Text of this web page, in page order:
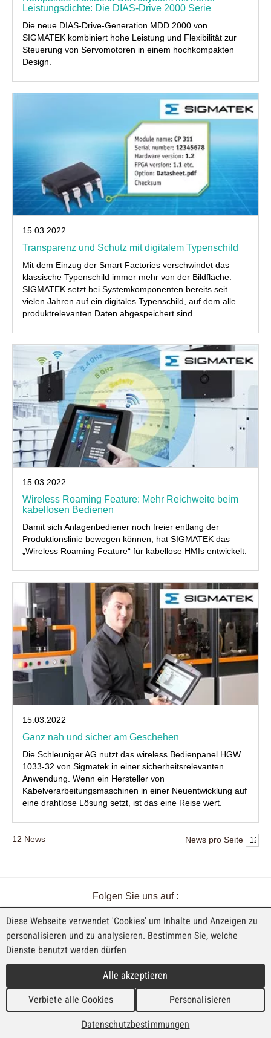
Leistungsdichte: Die DIAS-Drive 2000 Serie
Die neue DIAS-Drive-Generation MDD 2000 von
SIGMATEK kombiniert hohe Leistung und Flexibilität zur
Steuerung von Servomotoren in einem hochkompakten
Design.
15.03.2022
Transparenz und Schutz mit digitalem Typenschild
Mit dem Einzug der Smart Factories verschwindet das
klassische Typenschild immer mehr von der Bildfläche.
SIGMATEK setzt bei Systemkomponenten bereits seit
vielen Jahren auf ein digitales Typenschild, auf dem alle
produktrelevanten Daten abgespeichert sind.
15.03.2022
Wireless Roaming Feature: Mehr Reichweite beim
kabellosen Bedienen
Damit sich Anlagenbediener noch freier entlang der
Produktionslinie bewegen können, hat SIGMATEK das
„Wireless Roaming Feature“ für kabellose HMIs entwickelt.
15.03.2022
Ganz nah und sicher am Geschehen
Die Schleuniger AG nutzt das wireless Bedienpanel HGW
1033-32 von Sigmatek in einer sicherheitsrelevanten
Anwendung. Wenn ein Hersteller von
Kabelverarbeitungsmaschinen in einer Neuentwicklung auf
eine drahtlose Lösung setzt, ist das eine Reise wert.
12 News News pro Seite
Folgen Sie uns auf :
EINE AUSSTELLUNG VON FAJI SA
Rue Industrielle 98
CH-2740 Moutier
T. +41 (0)32 492 70 10
info@faji.ch
Impressum
Diese Webseite verwendet 'Cookies' um Inhalte und Anzeigen zu
personalisieren und zu analysieren. Bestimmen Sie, welche
Dienste benutzt werden dürfen
Alle akzeptieren
Verbiete alle Cookies Personalisieren
Datenschutzbestimmungen